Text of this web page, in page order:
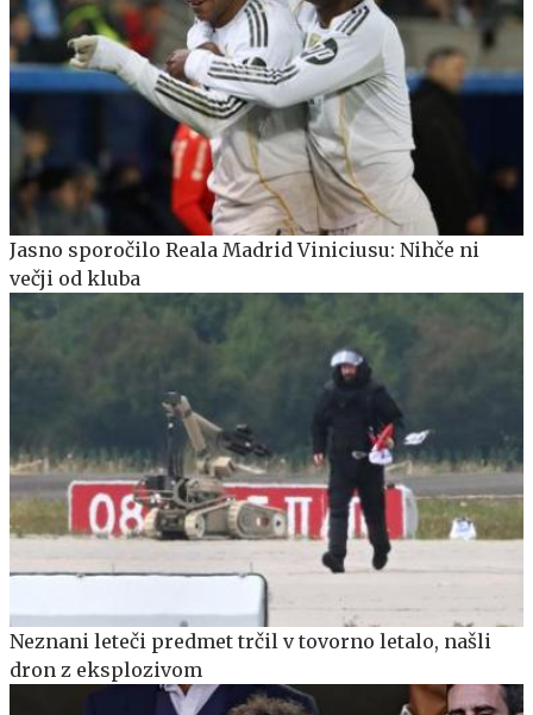
Jasno sporočilo Reala Madrid Viniciusu: Nihče ni
večji od kluba
Neznani leteči predmet trčil v tovorno letalo, našli
dron z eksplozivom